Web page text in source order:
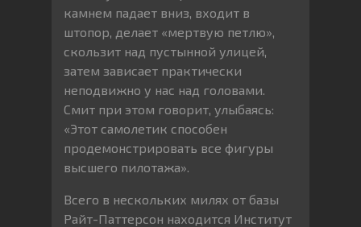
камнем падает вниз, входит в
штопор, делает «мертвую петлю»,
скользит над пустынной улицей,
затем зависает практически
неподвижно у нас над головами.
Смит при этом говорит, улыбаясь:
«Этот самолетик способен
продемонстрировать все фигуры
высшего пилотажа».
Всего в нескольких милях от базы
Райт-Паттерсон находится Институт